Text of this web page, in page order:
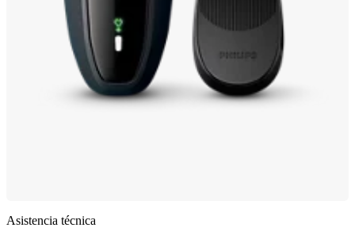
Asistencia técnica